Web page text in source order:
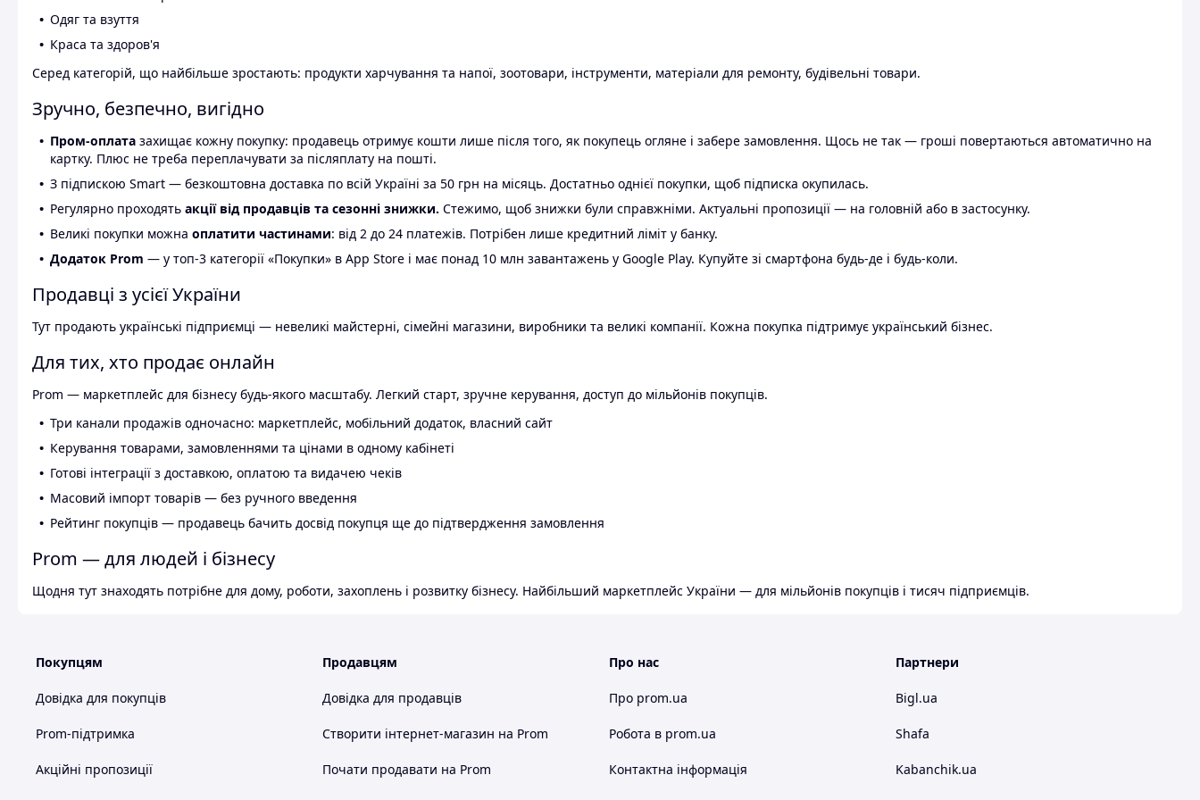
Одяг та взуття
Краса та здоров'я
Серед категорій, що найбільше зростають: продукти харчування та напої, зоотовари, інструменти, матеріали для ремонту, будівельні товари.
Зручно, безпечно, вигідно
Пром-оплата захищає кожну покупку: продавець отримує кошти лише після того, як покупець огляне і забере замовлення. Щось не так — гроші повертаються автоматично на
картку. Плюс не треба переплачувати за післяплату на пошті.
З підпискою Smart — безкоштовна доставка по всій Україні за 50 грн на місяць. Достатньо однієї покупки, щоб підписка окупилась.
Регулярно проходять акції від продавців та сезонні знижки. Стежимо, щоб знижки були справжніми. Актуальні пропозиції — на головній або в застосунку.
Великі покупки можна оплатити частинами: від 2 до 24 платежів. Потрібен лише кредитний ліміт у банку.
Додаток Prom — у топ-3 категорії «Покупки» в App Store і має понад 10 млн завантажень у Google Play. Купуйте зі смартфона будь-де і будь-коли.
Продавці з усієї України
Тут продають українські підприємці — невеликі майстерні, сімейні магазини, виробники та великі компанії. Кожна покупка підтримує український бізнес.
Для тих, хто продає онлайн
Prom — маркетплейс для бізнесу будь-якого масштабу. Легкий старт, зручне керування, доступ до мільйонів покупців.
Три канали продажів одночасно: маркетплейс, мобільний додаток, власний сайт
Керування товарами, замовленнями та цінами в одному кабінеті
Готові інтеграції з доставкою, оплатою та видачею чеків
Масовий імпорт товарів — без ручного введення
Рейтинг покупців — продавець бачить досвід покупця ще до підтвердження замовлення
Prom — для людей і бізнесу
Щодня тут знаходять потрібне для дому, роботи, захоплень і розвитку бізнесу. Найбільший маркетплейс України — для мільйонів покупців і тисяч підприємців.
Покупцям
Довідка для покупців
Prom-підтримка
Акційні пропозиції
Продавцям
Довідка для продавців
Створити інтернет-магазин на Prom
Почати продавати на Prom
Про нас
Про prom.ua
Робота в prom.ua
Контактна інформація
Партнери
Bigl.ua
Shafa
Kabanchik.ua